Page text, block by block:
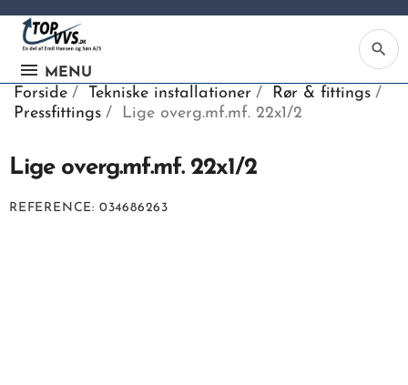
MENU
search
Forside Tekniske installationer
Rør & fittings
Pressfittings
Lige overg.mf.mf. 22x1/2
Lige overg.mf.mf. 22x1/2
REFERENCE 034686263